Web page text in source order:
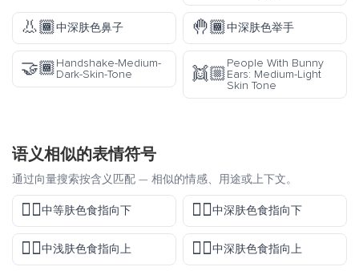
👃🏾中深肤色鼻子 🤚🏾中深肤色举手
🤝🏾Handshake-Medium-
Dark-Skin-Tone
👯🏼
People With Bunny
Ears: Medium-Light
Skin Tone
语义相似的表情符号
通过向量搜索按含义匹配 — 相似的情感、用途或上下文。
👇🏽中等肤色食指向下 👇🏾中深肤色食指向下
👆🏼中浅肤色食指向上 👆🏾中深肤色食指向上